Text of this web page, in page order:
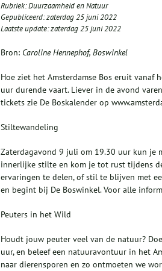
Rubriek:Duurzaamheid en Natuur
Gepubliceerd:zaterdag 25 juni 2022
Laatste update:zaterdag 25 juni 2022
Bron: Caroline Hennephof, Boswinkel
Hoe ziet het Amsterdamse Bos eruit
uur durende vaart. Liever in de avond
tickets zie De Boskalender op
Stiltewandeling
Zaterdagavond 9 juli om 19.30 uur kun je
innerlijke stilte en kom je tot rust tijdens
ervaringen te delen, of stil te blijven met
en begint bij De Boswinkel. Voor alle
Peuters in het Wild
Houdt jouw peuter veel van de natuur?
uur, en beleef een natuuravontuur in het
naar dierensporen en zo ontmoeten we